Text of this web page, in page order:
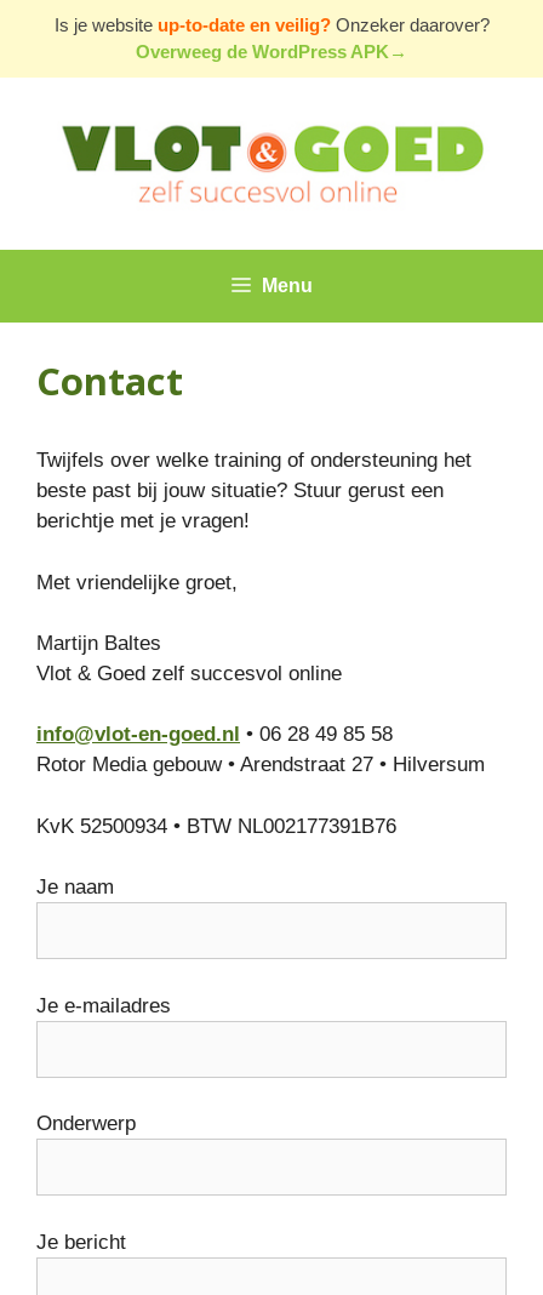
de
Is je website up-to-date en veilig? Onzeker daarover?
Overweeg de WordPress APK→
Menu
Contact
Twijfels over welke training of ondersteuning het
beste past bij jouw situatie? Stuur gerust een
berichtje met je vragen!
Met vriendelijke groet,
Martijn Baltes
Vlot & Goed zelf succesvol online
info@vlot-en-goed.nl • 06 28 49 85 58
Rotor Media gebouw • Arendstraat 27 • Hilversum
KvK 52500934 • BTW NL002177391B76
Je naam
Je e-mailadres
Onderwerp
Je bericht